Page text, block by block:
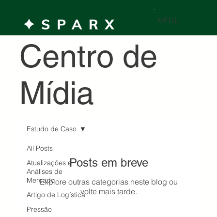
MENU
Centro de
Mídia
All Posts
Atualizações e
Análises de
Mercado
Artigo de Logística
Pressão
Estudo de Caso
Posts em breve
Explore outras categorias neste blog ou
volte mais tarde.